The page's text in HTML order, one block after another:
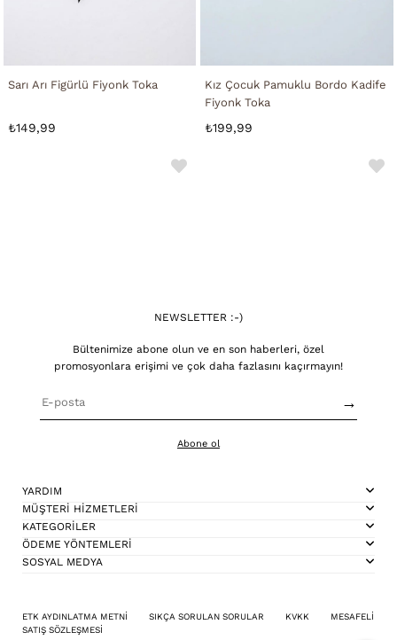
Sarı Arı Figürlü Fiyonk Toka
₺149,99
Kız Çocuk Pamuklu Bordo Kadife
Fiyonk Toka
₺199,99
NEWSLETTER :-)
Bültenimize abone olun ve en son haberleri, özel
promosyonlara erişimi ve çok daha fazlasını kaçırmayın!
→
Abone ol
YARDIM
MÜŞTERİ HİZMETLERİ
KATEGORİLER
ÖDEME YÖNTEMLERİ
SOSYAL MEDYA
ETK AYDINLATMA METNİ SIKÇA SORULAN SORULAR KVKK
MESAFELİ
SATIŞ SÖZLEŞMESİ